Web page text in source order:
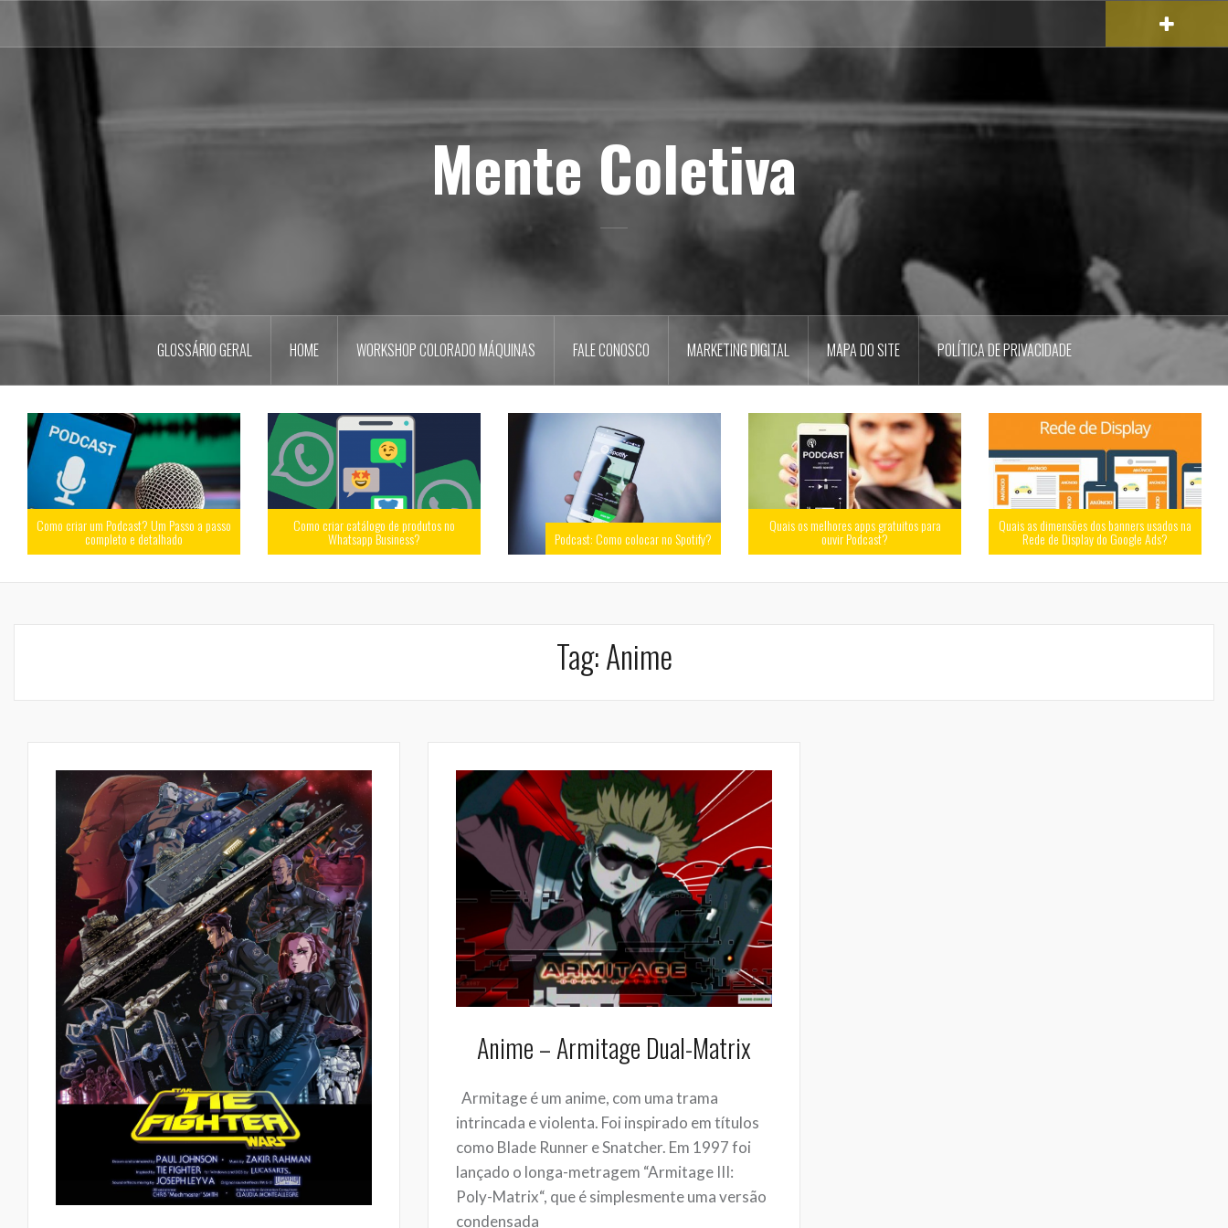
Mente Coletiva
GLOSSÁRIO GERAL HOME WORKSHOP COLORADO MÁQUINAS FALE CONOSCO MARKETING DIGITAL MAPA DO SITE POLÍTICA DE PRIVACIDADE
Como criar um Podcast? Um Passo a passo
completo e detalhado
Como criar catálogo de produtos no
Whatsapp Business? Podcast: Como colocar no Spotify?
Quais os melhores apps gratuitos para
ouvir Podcast?
Quais as dimensões dos banners usados na
Rede de Display do Google Ads?
Tag:Anime
Anime – Armitage Dual-Matrix
Armitage é um anime, com uma trama
intrincada e violenta. Foi inspirado em títulos
como Blade Runner e Snatcher. Em 1997 foi
lançado o longa-metragem “Armitage III:
Poly-Matrix“, que é simplesmente uma versão
condensada